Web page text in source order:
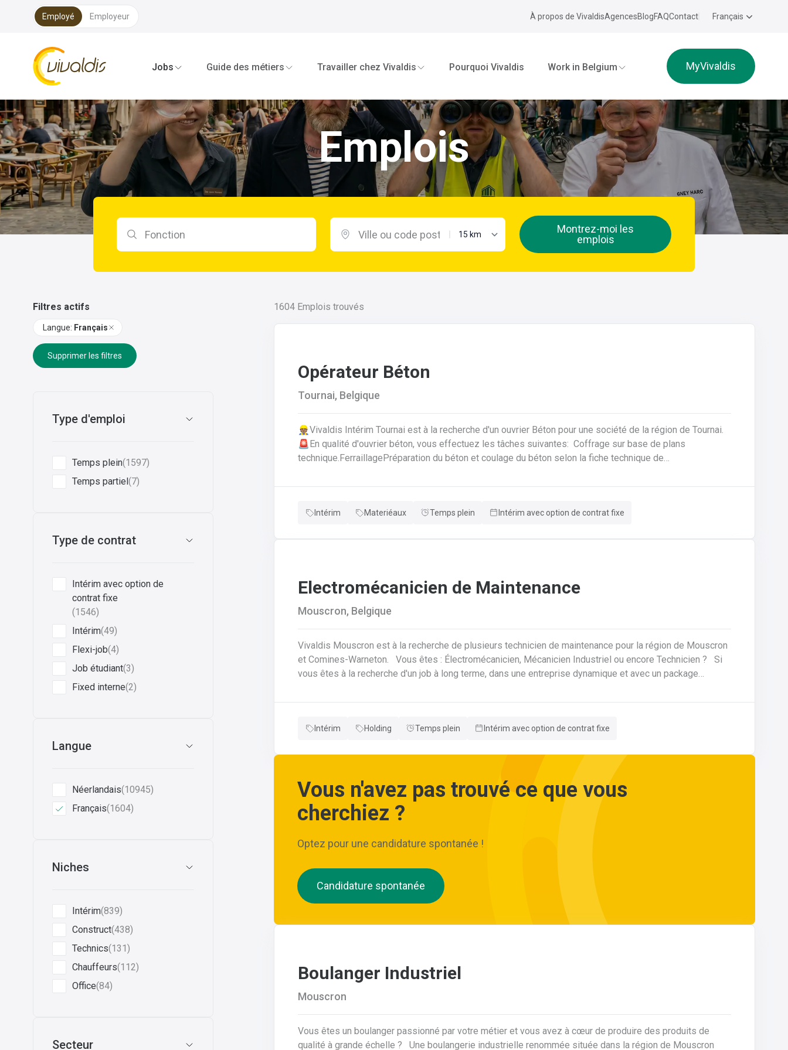
Employé Employeur À propos de VivaldisAgencesBlogFAQContact Français
Vivaldis Interim
Jobs
Guide des métiers Travailler chez Vivaldis Pourquoi Vivaldis Work in Belgium MyVivaldis
Emplois
Rechercher par fonction distance maximale
Montrez-moi les
emplois
Filtres actifs
Langue: Français
Supprimer les filtres
Type d'emploi
Temps plein(1597)
Temps partiel(7)
Type de contrat
Intérim avec option de
contrat fixe
(1546)
Intérim(49)
Flexi-job(4)
Job étudiant(3)
Fixed interne(2)
Langue
Néerlandais(10945)
Français(1604)
Niches
Intérim(839)
Construct(438)
Technics(131)
Chauffeurs(112)
Office(84)
Secteur
1604 Emplois trouvés
Opérateur Béton
Tournai, Belgique
👷🏽Vivaldis Intérim Tournai est à la recherche d'un ouvrier Béton pour une société de la région de Tournai.
🚨En qualité d'ouvrier béton, vous effectuez les tâches suivantes: Coffrage sur base de plans
technique.FerraillagePréparation du béton et coulage du béton selon la fiche technique de
que des outils et de l'atelier.
Intérim Materiéaux Temps plein Intérim avec option de contrat fixe
Electromécanicien de Maintenance
Mouscron, Belgique
Vivaldis Mouscron est à la recherche de plusieurs technicien de maintenance pour la région de Mouscron
et Comines-Warneton. Vous êtes : Électromécanicien, Mécanicien Industriel ou encore Technicien ? Si
vous êtes à la recherche d'un job à long terme, dans une entreprise dynamique et avec un package
vous offrons la possibilité de travailler à moins de 45 minutes de votre domicile. Le tout avec des
profil ci-dessous :
Intérim Holding Temps plein Intérim avec option de contrat fixe
Vous n'avez pas trouvé ce que vous
cherchiez ?
Optez pour une candidature spontanée !
Candidature spontanée
Boulanger Industriel
Mouscron
Vous êtes un boulanger passionné par votre métier et vous avez à cœur de produire des produits de
qualité à grande échelle ? Une boulangerie industrielle renommée située dans la région de Mouscron